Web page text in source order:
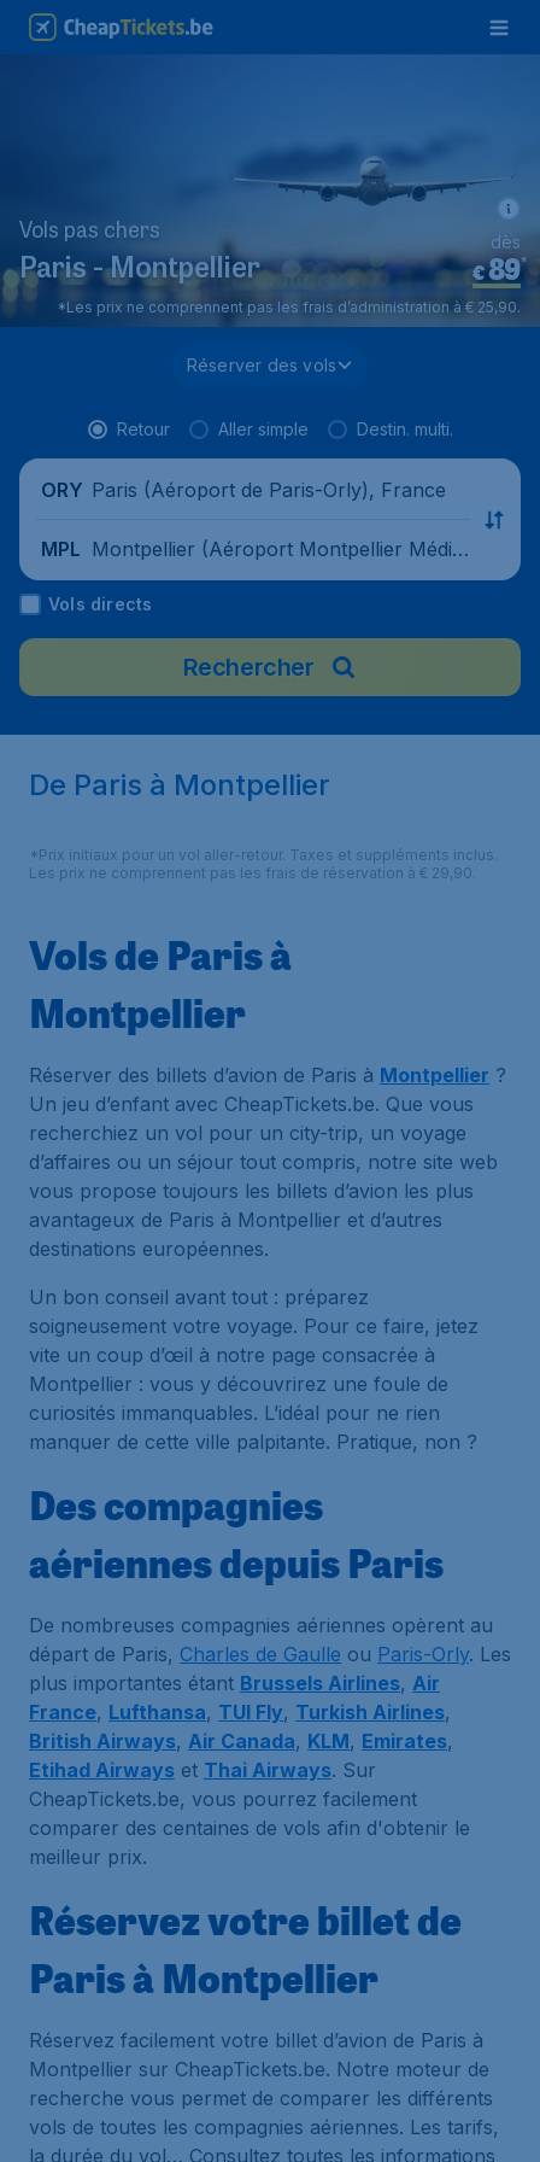
Vols pas chers
Paris - Montpellier €89*
dès
*Les prix ne comprennent pas les frais d’administration à € 25,90.
Réserver des vols
Retour Aller simple Destin. multi.
ORY Paris (Aéroport de Paris-Orly), France
MPL Montpellier (Aéroport Montpellier Médite
rranée), France
Vols directs
Rechercher
De Paris à Montpellier
*Prix initiaux pour un vol aller-retour. Taxes et suppléments inclus.
Les prix ne comprennent pas les frais de réservation à € 29,90.
Vols de Paris à
Montpellier
Réserver des billets d’avion de Paris à Montpellier ?
Un jeu d’enfant avec CheapTickets.be. Que vous
recherchiez un vol pour un city-trip, un voyage
d’affaires ou un séjour tout compris, notre site web
vous propose toujours les billets d’avion les plus
avantageux de Paris à Montpellier et d’autres
destinations européennes.
Un bon conseil avant tout : préparez
soigneusement votre voyage. Pour ce faire, jetez
vite un coup d’œil à notre page consacrée à
Montpellier : vous y découvrirez une foule de
curiosités immanquables. L’idéal pour ne rien
manquer de cette ville palpitante. Pratique, non ?
Des compagnies
aériennes depuis Paris
De nombreuses compagnies aériennes opèrent au
départ de Paris, Charles de Gaulle ou Paris-Orly. Les
plus importantes étant Brussels Airlines, Air
France, Lufthansa, TUI Fly, Turkish Airlines,
British Airways, Air Canada, KLM, Emirates,
Etihad Airways et Thai Airways. Sur
CheapTickets.be, vous pourrez facilement
comparer des centaines de vols afin d'obtenir le
meilleur prix.
Réservez votre billet de
Paris à Montpellier
Réservez facilement votre billet d’avion de Paris à
Montpellier sur CheapTickets.be. Notre moteur de
recherche vous permet de comparer les différents
vols de toutes les compagnies aériennes. Les tarifs,
la durée du vol… Consultez toutes les informations